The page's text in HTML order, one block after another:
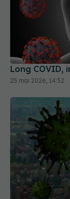
Long COVID,
25 mai 2026, 14:52